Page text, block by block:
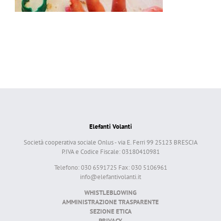
Elefanti Volanti
Società cooperativa sociale Onlus - via E. Ferri 99 25123 BRESCIA
P.IVA e Codice Fiscale: 03180410981
Telefono: 030 6591725 Fax: 030 5106961
info@elefantivolanti.it
WHISTLEBLOWING
AMMINISTRAZIONE TRASPARENTE
SEZIONE ETICA